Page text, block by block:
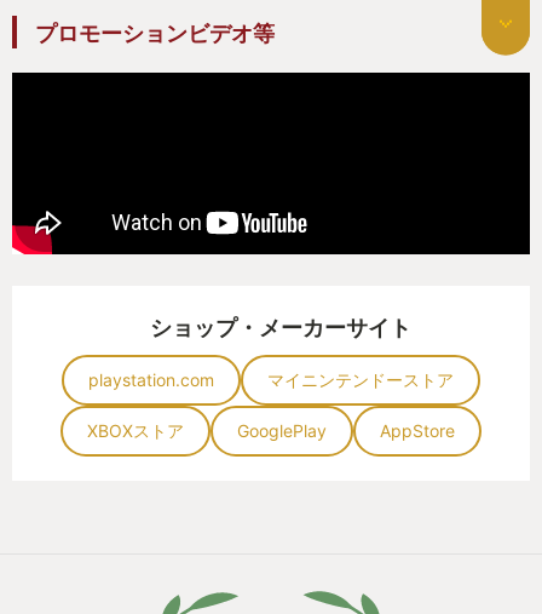
プロモーションビデオ等
ショップ・メーカーサイト
playstation.com マイニンテンドーストア
XBOXストア GooglePlay AppStore